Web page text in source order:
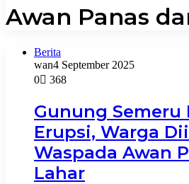
Awan Panas
Berita
wan4 September 2025
0
368
Gunung Semeru
Erupsi, Warga
Waspada Awan
Lahar